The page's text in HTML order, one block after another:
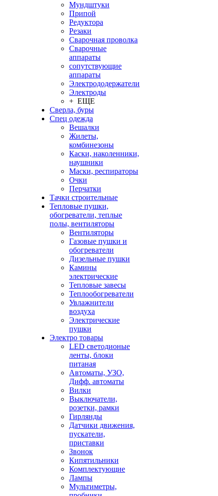
Мундштуки
Припой
Редуктора
Резаки
Сварочная проволка
Сварочные
аппараты
сопутствующие
аппараты
Электрододержатели
Электроды
+ ЕЩЕ
Сверла, буры
Спец одежда
Вешалки
Жилеты,
комбинезоны
Каски, наколенники,
наушники
Маски, респираторы
Очки
Перчатки
Тачки строительные
Тепловые пушки,
обогреватели, теплые
полы, вентиляторы
Вентиляторы
Газовые пушки и
обогреватели
Дизельные пушки
Камины
электрические
Тепловые завесы
Теплообогреватели
Увлажнители
воздуха
Электрические
пушки
Электро товары
LED светодионые
ленты, блоки
питаная
Автоматы, УЗО,
Дифф. автоматы
Вилки
Выключатели,
розетки, рамки
Гирлянды
Датчики движения,
пускатели,
приставки
Звонок
Кипятильники
Комплектующие
Лампы
Мультиметры,